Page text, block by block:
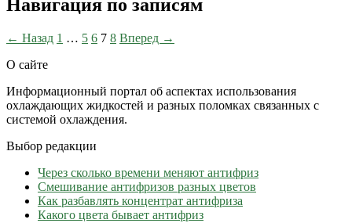
Навигация по записям
← Назад 1 … 5 6 7 8 Вперед →
О сайте
Информационный портал об аспектах использования
охлаждающих жидкостей и разных поломках связанных с
системой охлаждения.
Выбор редакции
Через сколько времени меняют антифриз
Cмешивание антифризов разных цветов
Как разбавлять концентрат антифриза
Какого цвета бывает антифриз